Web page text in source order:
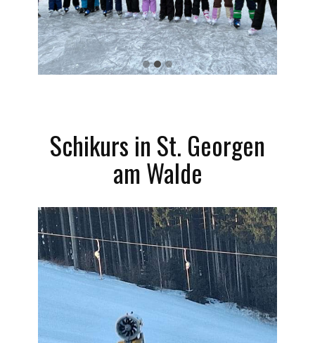
Schikurs in St. Georgen
am Walde